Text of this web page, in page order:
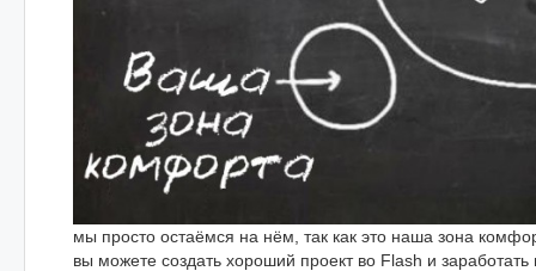
мы просто остаёмся на нём, так как это наша зона
вы можете создать хороший проект во Flash и заработать